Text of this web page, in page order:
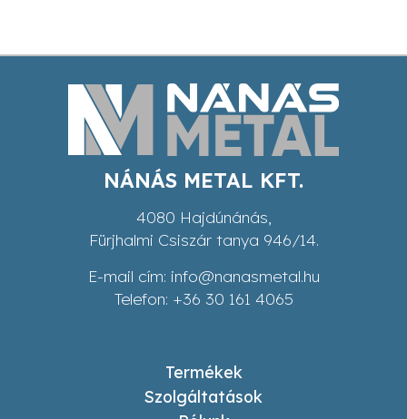
NÁNÁS METAL KFT.
4080 Hajdúnánás,
Fürjhalmi Csiszár tanya 946/14.
E-mail cím: info@nanasmetal.hu
Telefon: +36 30 161 4065
Termékek
Szolgáltatások